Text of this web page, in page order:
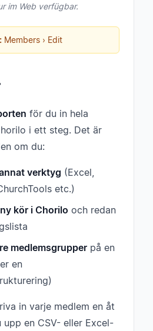
im Web verfügbar.
Members › Edit
för du in hela
i ett steg. Det är
om du:
verktyg (Excel,
etc.)
kör i Chorilo och redan
medlemsgrupper på en
en
in varje medlem en åt
en CSV- eller Excel-